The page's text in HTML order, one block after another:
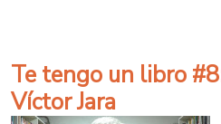
Te tengo un libro
Víctor Jara